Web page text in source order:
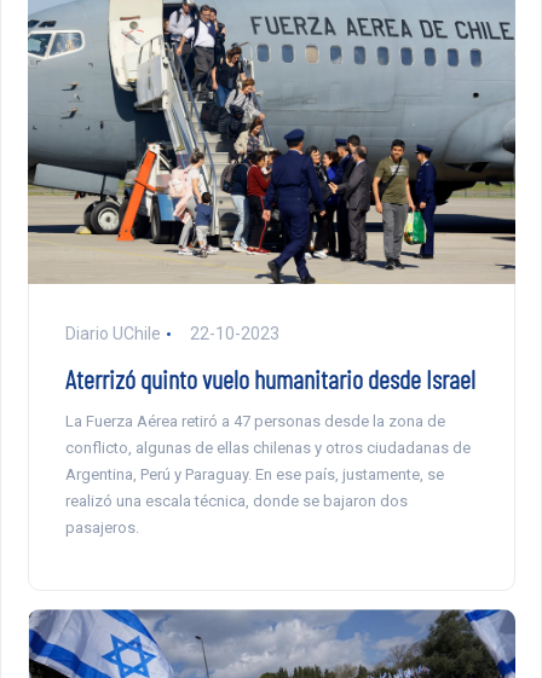
Diario UChile 22-10-2023
Aterrizó quinto vuelo humanitario desde Israel
La Fuerza Aérea retiró a 47 personas desde la zona de
conflicto, algunas de ellas chilenas y otros ciudadanas de
Argentina, Perú y Paraguay. En ese país, justamente, se
realizó una escala técnica, donde se bajaron dos
pasajeros.